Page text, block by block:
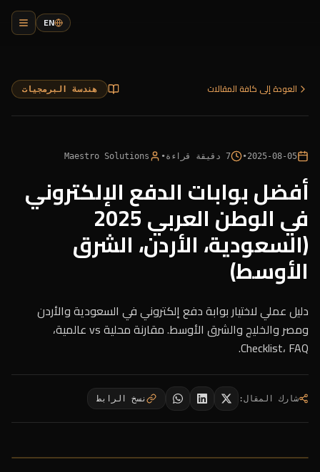
EN
العودة إلى كافة المقالات هندسة البرمجيات
2025-08-05
•
7 دقيقة قراءة•
Maestro Solutions
أفضل بوابات الدفع الإلكتروني
في الوطن العربي 2025
(السعودية، الأردن، الشرق
الأوسط)
دليل عملي لاختيار بوابة دفع إلكتروني في السعودية والأردن
ومصر والخليج والشرق الأوسط. مقارنة محلية vs عالمية،
Checklist، FAQ.
شارك المقال: نسخ الرابط